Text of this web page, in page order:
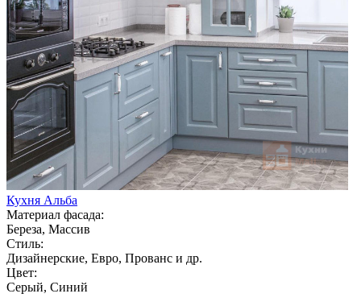
Кухня Альба
Материал фасада:
Береза, Массив
Стиль:
Дизайнерские, Евро, Прованс и др.
Цвет:
Серый, Синий